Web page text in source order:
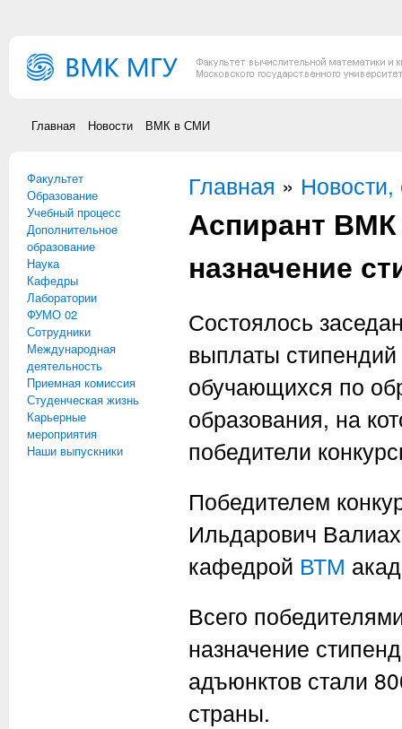
Главная Новости ВМК в СМИ
Факультет
Образование
Учебный процесс
Дополнительное
образование
Наука
Кафедры
Лаборатории
ФУМО 02
Сотрудники
Международная
деятельность
Приемная комиссия
Студенческая жизнь
Карьерные
мероприятия
Наши выпускники
Вы здесь
Главная »
Аспирант ВМК
назначение
Состоялось
выплаты
обучающихся по
образования, на
победители
Победителем
Ильдарович
кафедрой ВТМ
Всего
назначение
адъюнктов стали
страны.